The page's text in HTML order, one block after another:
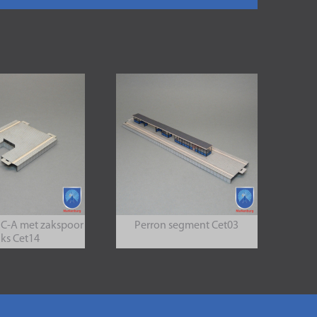
A met zakspoor
Cet14
Perron segment Cet03